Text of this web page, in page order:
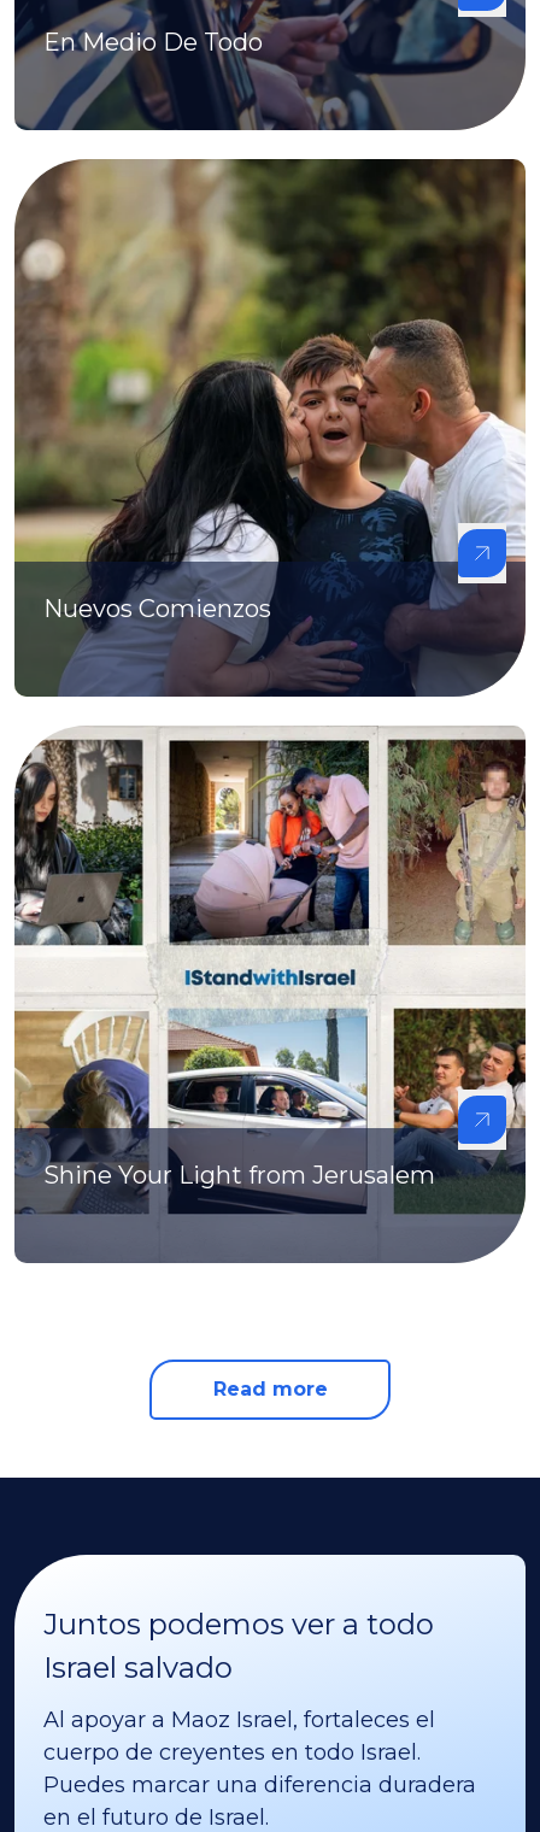
En Medio De Todo
Nuevos Comienzos
Shine Your Light from Jerusalem
Read more
Juntos podemos ver a todo
Israel salvado
Al apoyar a Maoz Israel, fortaleces el
cuerpo de creyentes en todo Israel.
Puedes marcar una diferencia duradera
en el futuro de Israel.